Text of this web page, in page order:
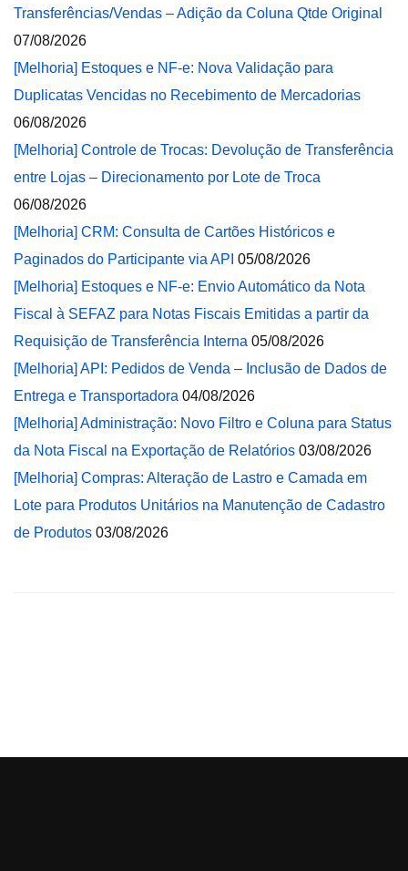
Transferências/Vendas – Adição da Coluna Qtde Original
07/08/2026
[Melhoria] Estoques e NF-e: Nova Validação para
Duplicatas Vencidas no Recebimento de Mercadorias
06/08/2026
[Melhoria] Controle de Trocas: Devolução de Transferência
entre Lojas – Direcionamento por Lote de Troca
06/08/2026
[Melhoria] CRM: Consulta de Cartões Históricos e
Paginados do Participante via API 05/08/2026
[Melhoria] Estoques e NF-e: Envio Automático da Nota
Fiscal à SEFAZ para Notas Fiscais Emitidas a partir da
Requisição de Transferência Interna 05/08/2026
[Melhoria] API: Pedidos de Venda – Inclusão de Dados de
Entrega e Transportadora 04/08/2026
[Melhoria] Administração: Novo Filtro e Coluna para Status
da Nota Fiscal na Exportação de Relatórios 03/08/2026
[Melhoria] Compras: Alteração de Lastro e Camada em
Lote para Produtos Unitários na Manutenção de Cadastro
de Produtos 03/08/2026